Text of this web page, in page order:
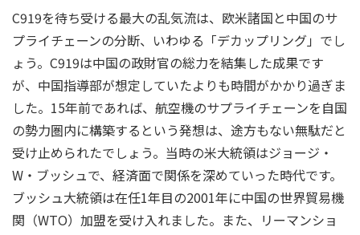
C919を待ち受ける最大の乱気流は、欧米諸国と中国のサ
プライチェーンの分断、いわゆる「デカップリング」でし
ょう。C919は中国の政財官の総力を結集した成果です
が、中国指導部が想定していたよりも時間がかかり過ぎま
した。15年前であれば、航空機のサプライチェーンを自国
の勢力圏内に構築するという発想は、途方もない無駄だと
受け止められたでしょう。当時の米大統領はジョージ・
W・ブッシュで、経済面で関係を深めていった時代です。
ブッシュ大統領は在任1年目の2001年に中国の世界貿易機
関（WTO）加盟を受け入れました。また、リーマンショ